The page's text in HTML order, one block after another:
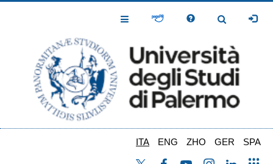
Toggle
Toggle
ITA ENG ZHO GER SPA